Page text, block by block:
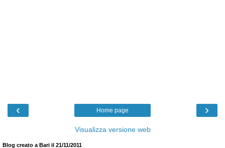
‹ ›
Home page
Visualizza versione web
Blog creato a Bari il 21/11/2011